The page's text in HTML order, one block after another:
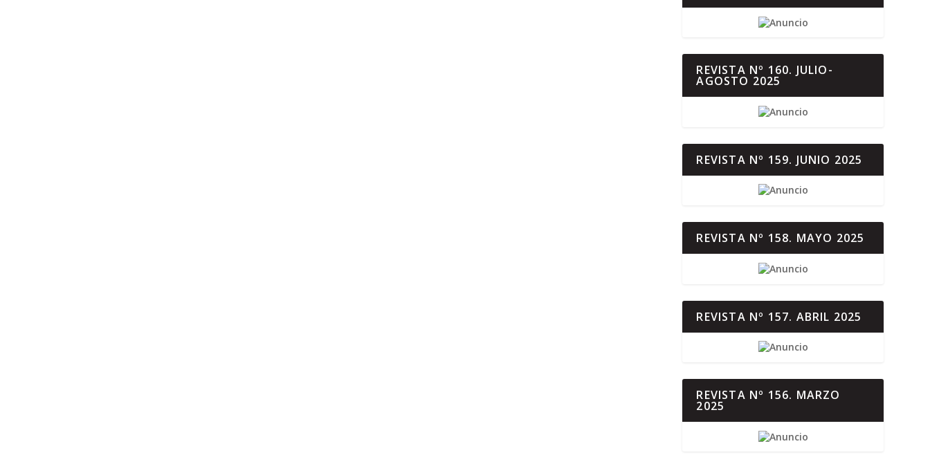
REVISTA Nº 160. JULIO-
AGOSTO 2025
REVISTA Nº 159. JUNIO 2025
REVISTA Nº 158. MAYO 2025
REVISTA Nº 157. ABRIL 2025
REVISTA Nº 156. MARZO
2025